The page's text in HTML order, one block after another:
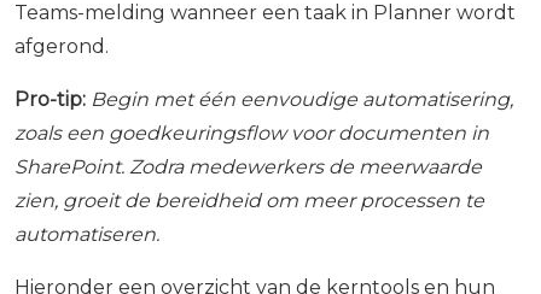
Teams-melding wanneer een taak in Planner wordt
afgerond.
Pro-tip: Begin met één eenvoudige automatisering,
zoals een goedkeuringsflow voor documenten in
SharePoint. Zodra medewerkers de meerwaarde
zien, groeit de bereidheid om meer processen te
automatiseren.
Hieronder een overzicht van de kerntools en hun